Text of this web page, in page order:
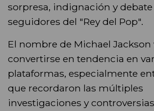
sorpresa, indignación y
seguidores del "Rey del Pop".
El nombre de Michael Jackson
convertirse en tendencia en
plataformas, especialmente
que recordaron las múltiples
investigaciones y